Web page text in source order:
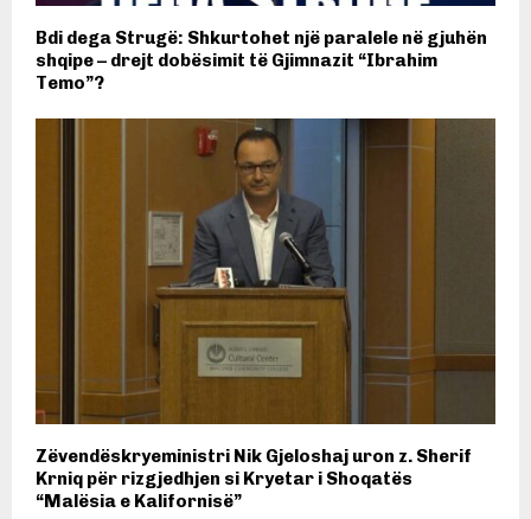
Bdi dega Strugë: Shkurtohet një paralele në gjuhën
shqipe – drejt dobësimit të Gjimnazit “Ibrahim
Temo”?
Zëvendëskryeministri Nik Gjeloshaj uron z. Sherif
Krniq për rizgjedhjen si Kryetar i Shoqatës
“Malësia e Kalifornisë”